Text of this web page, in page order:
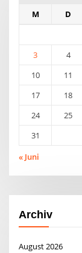
M
D
3
4
10
11
17
18
24
25
31
« Juni
Archiv
August 2026